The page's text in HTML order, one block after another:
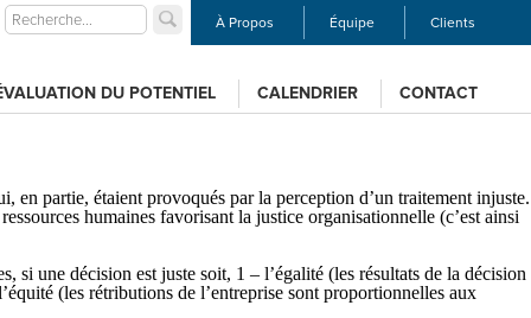
À Propos Équipe Clients
DU POTENTIEL CALENDRIER
CONTACT
partie, étaient provoqués par la perception d’un traitement injuste.
humaines favorisant la justice organisationnelle (c’est ainsi
si une décision est juste soit, 1 – l’égalité (les résultats de la décision
(les rétributions de l’entreprise sont proportionnelles aux